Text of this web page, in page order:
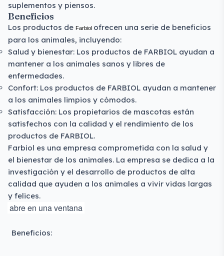
suplementos y piensos.
Beneficios
Los productos de Farbiol ofrecen una serie de beneficios
para los animales, incluyendo:
Salud y bienestar: Los productos de FARBIOL ayudan a
mantener a los animales sanos y libres de
enfermedades.
Confort: Los productos de FARBIOL ayudan a mantener
a los animales limpios y cómodos.
Satisfacción: Los propietarios de mascotas están
satisfechos con la calidad y el rendimiento de los
productos de FARBIOL.
Farbiol es una empresa comprometida con la salud y
el bienestar de los animales. La empresa se dedica a la
investigación y el desarrollo de productos de alta
calidad que ayuden a los animales a vivir vidas largas
y felices.
abre en una ventana
Beneficios: